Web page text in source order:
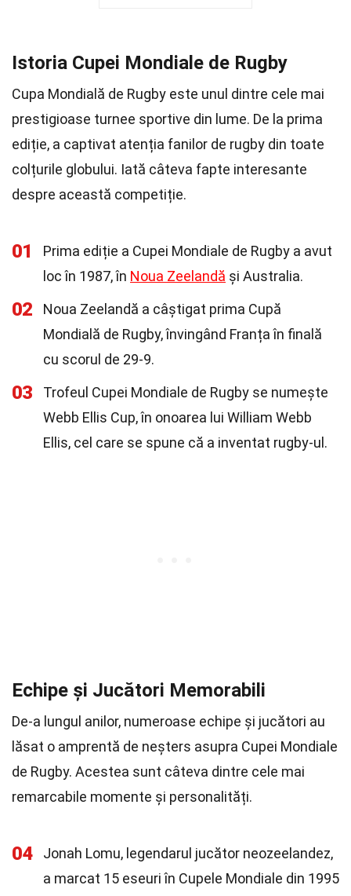
Istoria Cupei Mondiale de Rugby
Cupa Mondială de Rugby este unul dintre cele mai
prestigioase turnee sportive din lume. De la prima
ediție, a captivat atenția fanilor de rugby din toate
colțurile globului. Iată câteva fapte interesante
despre această competiție.
01
Prima ediție a Cupei Mondiale de Rugby a avut
loc în 1987, în Noua Zeelandă și Australia.
02
Noua Zeelandă a câștigat prima Cupă
Mondială de Rugby, învingând Franța în finală
cu scorul de 29-9.
03
Trofeul Cupei Mondiale de Rugby se numește
Webb Ellis Cup, în onoarea lui William Webb
Ellis, cel care se spune că a inventat rugby-ul.
Echipe și Jucători Memorabili
De-a lungul anilor, numeroase echipe și jucători au
lăsat o amprentă de neșters asupra Cupei Mondiale
de Rugby. Acestea sunt câteva dintre cele mai
remarcabile momente și personalități.
04
Jonah Lomu, legendarul jucător neozeelandez,
a marcat 15 eseuri în Cupele Mondiale din 1995